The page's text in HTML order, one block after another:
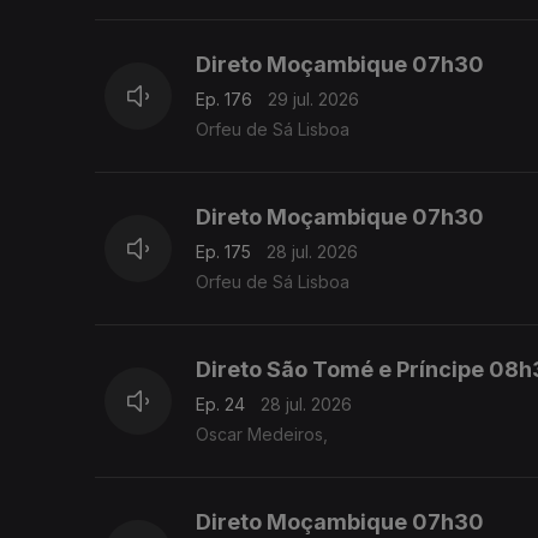
Direto Moçambique 07h30
Ep. 176
29 jul. 2026
Orfeu de Sá Lisboa
Direto Moçambique 07h30
Ep. 175
28 jul. 2026
Orfeu de Sá Lisboa
Direto São Tomé e Príncipe
Ep. 24
28 jul. 2026
Oscar Medeiros,
Direto Moçambique 07h30